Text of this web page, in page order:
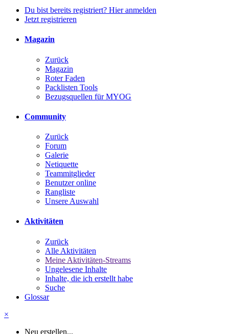
Du bist bereits registriert? Hier anmelden
Jetzt registrieren
Magazin
Zurück
Magazin
Roter Faden
Packlisten Tools
Bezugsquellen für MYOG
Community
Zurück
Forum
Galerie
Netiquette
Teammitglieder
Benutzer online
Rangliste
Unsere Auswahl
Aktivitäten
Zurück
Alle Aktivitäten
Meine Aktivitäten-Streams
Ungelesene Inhalte
Inhalte, die ich erstellt habe
Suche
Glossar
×
Neu erstellen...